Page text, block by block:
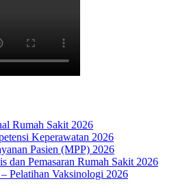
Rumah Sakit 2026
Keperawatan 2026
Pasien (MPP) 2026
dan Pemasaran Rumah Sakit 2026
Pelatihan Vaksinologi 2026